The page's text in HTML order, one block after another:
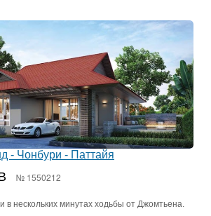
- Чонбури - Паттайя
№ 1550212
в нескольких минутах ходьбы от Джомтьена.